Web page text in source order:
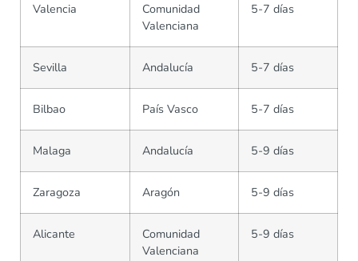
Valencia
Comunidad
Valenciana
5-7 días
Sevilla Andalucía 5-7 días
Bilbao País Vasco 5-7 días
Malaga Andalucía 5-9 días
Zaragoza Aragón 5-9 días
Alicante
Comunidad
Valenciana
5-9 días